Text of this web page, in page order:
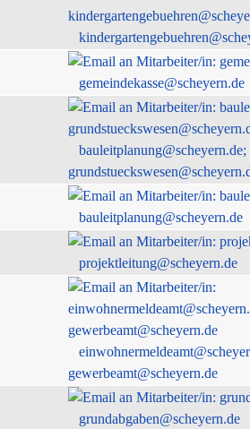
gemeindekasse@scheyern.de
bauleitplanung@scheyern.de;
bauleitplanung@scheyern.de
projektleitung@scheyern.de
gewerbeamt@scheyern.de
grundabgaben@scheyern.de